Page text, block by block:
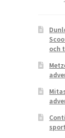
och